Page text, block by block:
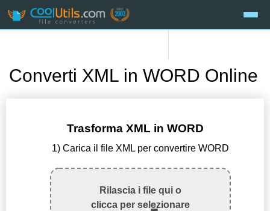
Converti XML in WORD Online
Trasforma XML in WORD
1) Carica il file XML per convertire WORD
Rilascia i file qui o
clicca per selezionare